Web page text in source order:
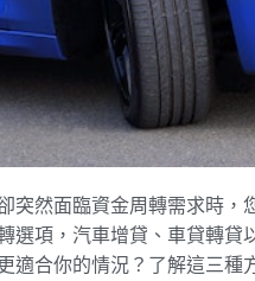
突然面臨資金周轉需求時，
選項，汽車增貸、車貸轉
適合你的情況？了解這三